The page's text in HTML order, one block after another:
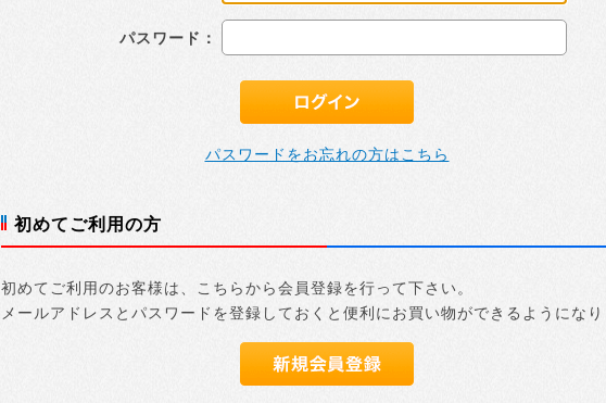
パスワード：
パスワードをお忘れの方はこちら
初めてご利用の方
初めてご利用のお客様は、こちらから会員登録を行って下さい。
メールアドレスとパスワードを登録しておくと便利にお買い物ができるようになり